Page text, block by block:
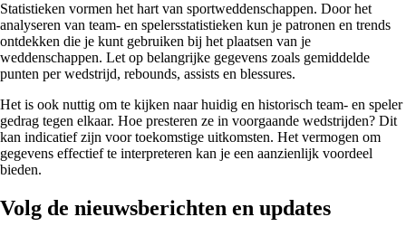
Statistieken vormen het hart van sportweddenschappen. Door het
analyseren van team- en spelersstatistieken kun je patronen en trends
ontdekken die je kunt gebruiken bij het plaatsen van je
weddenschappen. Let op belangrijke gegevens zoals gemiddelde
punten per wedstrijd, rebounds, assists en blessures.
Het is ook nuttig om te kijken naar huidig en historisch team- en speler
gedrag tegen elkaar. Hoe presteren ze in voorgaande wedstrijden? Dit
kan indicatief zijn voor toekomstige uitkomsten. Het vermogen om
gegevens effectief te interpreteren kan je een aanzienlijk voordeel
bieden.
Volg de nieuwsberichten en updates